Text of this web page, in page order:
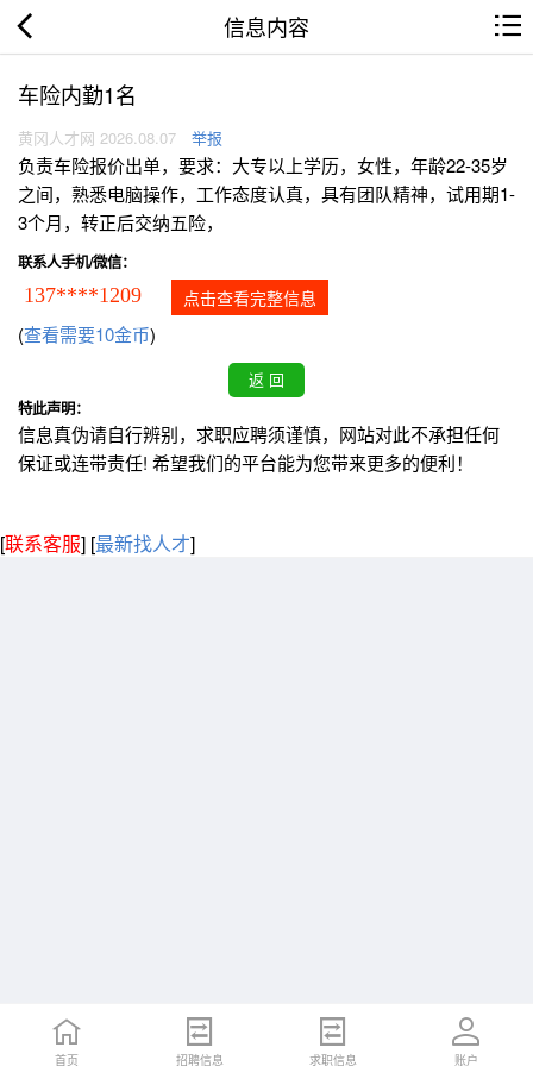
信息内容
车险内勤1名
黄冈人才网 2026.08.07 举报
负责车险报价出单，要求：大专以上学历，女性，年龄22-35岁
之间，熟悉电脑操作，工作态度认真，具有团队精神，试用期1-
3个月，转正后交纳五险，
联系人手机/微信：
137****1209 点击查看完整信息
(查看需要10金币)
特此声明：
信息真伪请自行辨别，求职应聘须谨慎，网站对此不承担任何
保证或连带责任! 希望我们的平台能为您带来更多的便利！
[联系客服] [最新找人才]
首页 招聘信息 求职信息 账户